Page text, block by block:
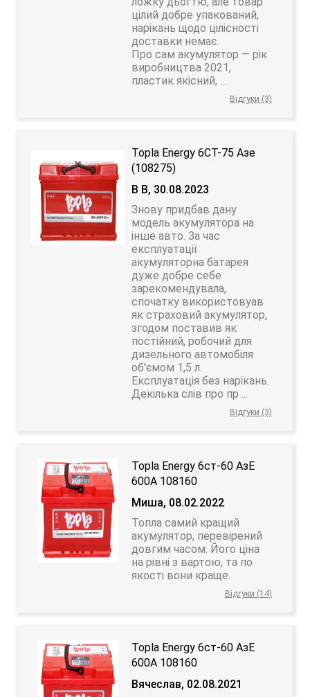
цілий добре упакований,
нарікань щодо цілісності
доставки немає.
Про сам акумулятор — рік
виробництва 2021,
пластик якісний, ...
Відгуки (3)
Topla Energy 6CT-75 Азе
(108275)
В В, 30.08.2023
Знову придбав дану
модель акумулятора на
інше авто. За час
експлуатації
акумуляторна батарея
дуже добре себе
зарекомендувала,
спочатку використовуав
як страховий акумулятор,
згодом поставив як
постійний, робочий для
дизельного автомобіля
об'ємом 1,5 л.
Експлуатація без нарікань.
Декілька слів про пр ...
Відгуки (3)
Topla Energy 6ст-60 АзЕ
600A 108160
Миша, 08.02.2022
Топла самий кращий
акумулятор, перевірений
довгим часом. Його ціна
на рівні з вартою, та по
якості вони краще.
Відгуки (14)
Topla Energy 6ст-60 АзЕ
600A 108160
Вячеслав, 02.08.2021